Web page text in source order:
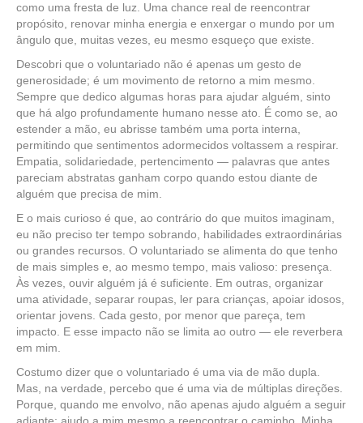
como uma fresta de luz. Uma chance real de reencontrar
propósito, renovar minha energia e enxergar o mundo por um
ângulo que, muitas vezes, eu mesmo esqueço que existe.
Descobri que o voluntariado não é apenas um gesto de
generosidade; é um movimento de retorno a mim mesmo.
Sempre que dedico algumas horas para ajudar alguém, sinto
que há algo profundamente humano nesse ato. É como se, ao
estender a mão, eu abrisse também uma porta interna,
permitindo que sentimentos adormecidos voltassem a respirar.
Empatia, solidariedade, pertencimento — palavras que antes
pareciam abstratas ganham corpo quando estou diante de
alguém que precisa de mim.
E o mais curioso é que, ao contrário do que muitos imaginam,
eu não preciso ter tempo sobrando, habilidades extraordinárias
ou grandes recursos. O voluntariado se alimenta do que tenho
de mais simples e, ao mesmo tempo, mais valioso: presença.
Às vezes, ouvir alguém já é suficiente. Em outras, organizar
uma atividade, separar roupas, ler para crianças, apoiar idosos,
orientar jovens. Cada gesto, por menor que pareça, tem
impacto. E esse impacto não se limita ao outro — ele reverbera
em mim.
Costumo dizer que o voluntariado é uma via de mão dupla.
Mas, na verdade, percebo que é uma via de múltiplas direções.
Porque, quando me envolvo, não apenas ajudo alguém a seguir